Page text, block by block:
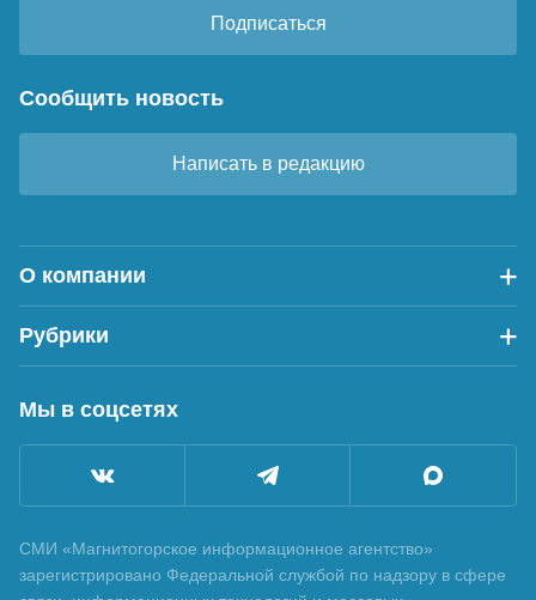
Подписаться
Сообщить новость
Написать в редакцию
О компании
Рубрики
Мы в соцсетях
СМИ «Магнитогорское информационное агентство»
зарегистрировано Федеральной службой по надзору в сфере